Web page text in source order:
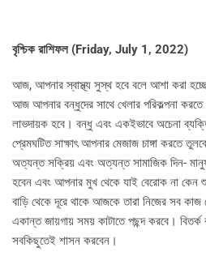
বৃশ্চিক রাশিফল (Friday, July 1, 2022)
আজ, আপনার স্বাস্থ্য সুস্থ হবে বলে আশা করা
আজ আপনার বন্ধুদের সাথে খেলার পরিকল্পনা
লাভদায়ক হবে। বন্ধু এবং একইভাবে অচেনা
প্রেমঘটিত সাক্ষাৎ আপনার মেজাজ চাঙ্গা করতে
অত্যন্ত সক্রিয় এবং অত্যন্ত সামাজিক দিন-
হবেন এবং আপনার মুখ থেকে যাই বেরোক না কেন
বাড়ি থেকে দূরে থাকে আজকে তারা নিজের সব কাজ
একান্ত জায়গায় সময় কাটাতে পছন্দ করবে।
সবকিছুতেই শাসন করবেন।